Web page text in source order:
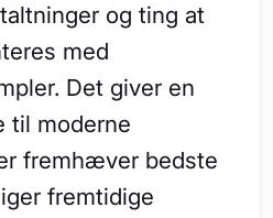
og ting at
med
Det giver en
til moderne
fremhæver bedste
fremtidige